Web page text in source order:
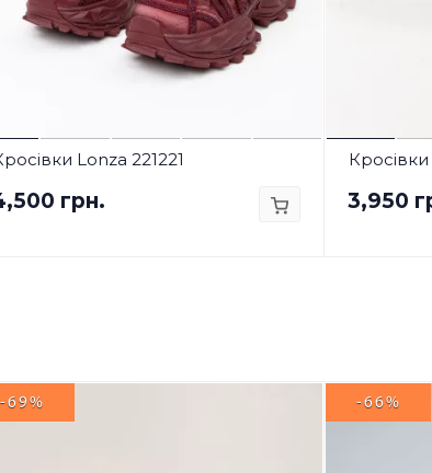
Lonza 221221
грн. 3,950
-69% -66%